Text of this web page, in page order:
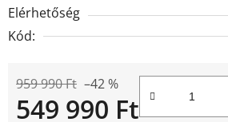
Elérhetőség
Kód:
959 990 Ft –42 %
549 990 Ft